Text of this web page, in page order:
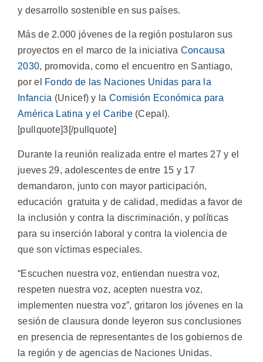
y desarrollo sostenible en sus países.
Más de 2.000 jóvenes de la región postularon sus
proyectos en el marco de la iniciativa Concausa
2030, promovida, como el encuentro en Santiago,
por el
Fondo de las Naciones Unidas para la
Infancia (Unicef) y la Comisión Económica para
América Latina y el Caribe(Cepal).
[pullquote]3[/pullquote]
Durante la reunión realizada entre el martes 27 y el
jueves 29, adolescentes de entre 15 y 17
demandaron, junto con mayor participación,
educación gratuita y de calidad, medidas a favor de
la inclusión y contra la discriminación, y políticas
para su inserción laboral y contra la violencia de
que son víctimas especiales.
“Escuchen nuestra voz, entiendan nuestra voz,
respeten nuestra voz, acepten nuestra voz,
implementen nuestra voz”, gritaron los jóvenes en la
sesión de clausura donde leyeron sus conclusiones
en presencia de representantes de los gobiernos de
la región y de agencias de Naciones Unidas.